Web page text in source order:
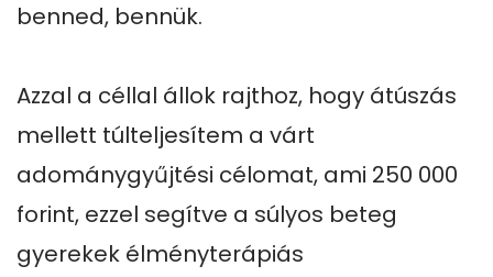
benned, bennük.
Azzal a céllal állok rajthoz, hogy átúszás
mellett túlteljesítem a várt
adománygyűjtési célomat, ami 250 000
forint, ezzel segítve a súlyos beteg
gyerekek élményterápiás